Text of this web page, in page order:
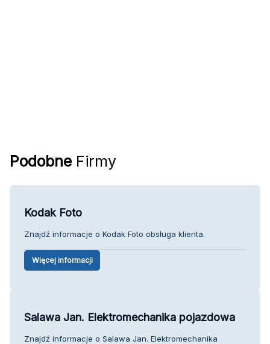
Podobne Firmy
Kodak Foto
Znajdź informacje o Kodak Foto obsługa klienta.
Więcej informacji
Salawa Jan. Elektromechanika pojazdowa
Znajdź informacje o Salawa Jan. Elektromechanika